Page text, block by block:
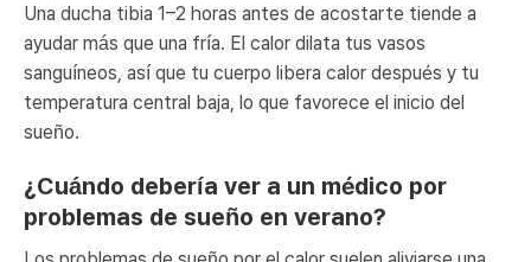
Una ducha tibia 1–2 horas antes de acostarte tiende a
ayudar más que una fría. El calor dilata tus vasos
sanguíneos, así que tu cuerpo libera calor después y tu
temperatura central baja, lo que favorece el inicio del
sueño.
¿Cuándo debería ver a un médico por
problemas de sueño en verano?